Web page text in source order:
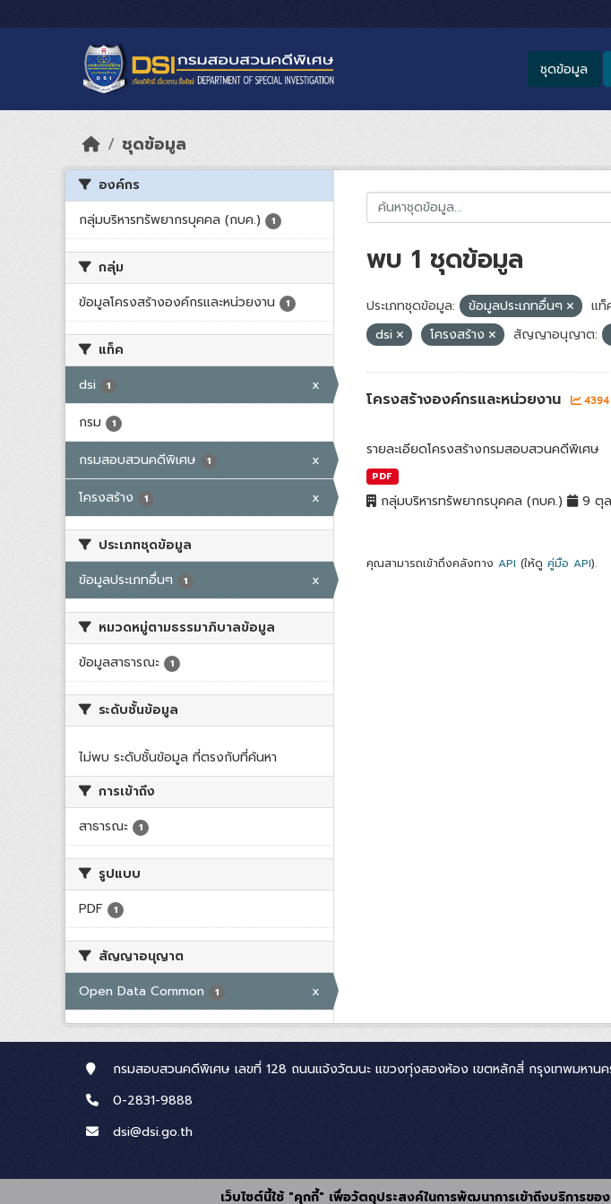
ชุดข้อมูล
ชุดข้อมูล
องค์กร
กลุ่มบริหารทรัพยากรบุคคล (กบค.)
1
กลุ่ม
ข้อมูลโครงสร้างองค์กรและหน่วยงาน
1
แท็ค
dsi
1
x
กรม
1
กรมสอบสวนคดีพิเศษ 1
x
โครงสร้าง
1 x
ประเภทชุดข้อมูล
ข้อมูลประเภทอื่นๆ
1 x
หมวดหมู่ตามธรรมาภิบาลข้อมูล
ข้อมูลสาธารณะ
1
ระดับชั้นข้อมูล
ไม่พบ ระดับชั้นข้อมูล ที่ตรงกับที่ค้นหา
การเข้าถึง
สาธารณะ
1
รูปแบบ
PDF
1
สัญญาอนุญาต
Open Data Common
1 x
พบ 1 ชุดข้อมูล
ประเภทชุดข้อมูล: ข้อมูลประเภทอื่นๆ แท็
dsi
โครงสร้าง สัญญาอนุญาต:
โครงสร้างองค์กรและหน่วยงาน 4394
รายละเอียดโครงสร้างกรมสอบสวนคดีพิเศษ
PDF
กลุ่มบริหารทรัพยากรบุคคล (กบค.) 9 ตุล
คุณสามารถเข้าถึงคลังทาง API (ให้ดู คู่มือ API).
กรมสอบสวนคดีพิเศษ เลขที่ 128 ถนนแจ้งวัฒนะ แขวงทุ่งสองห้อง เขตหลักสี่ กรุงเทพมหานค
0-2831-9888
dsi@dsi.go.th
เว็บไซต์นี้ใช้ "คุกกี้" เพื่อวัตถุประสงค์ในการพัฒนาการเข้าถึงบริการ